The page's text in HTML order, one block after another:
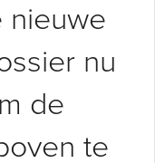
nieuwe
nu
de
te